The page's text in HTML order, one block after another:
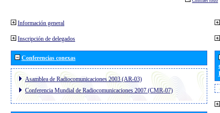
Información general
Inscripción de delegados
Conferencias conexas
Asamblea de Radiocomunicaciones 2003 (AR-03)
Conferencia Mundial de Radiocomunicaciones 2007 (CMR-07)